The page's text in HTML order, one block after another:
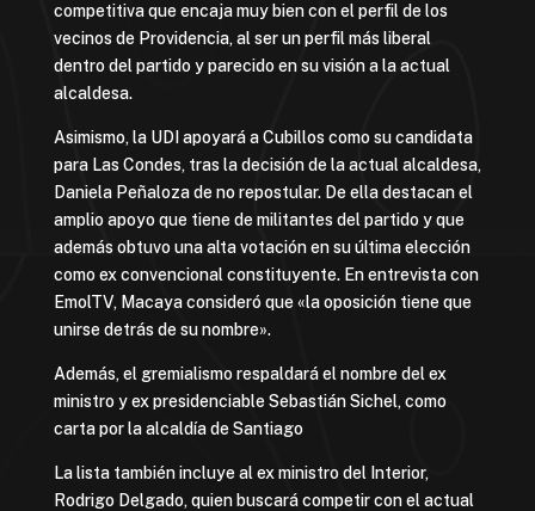
competitiva que encaja muy bien con el perfil de los
vecinos de Providencia, al ser un perfil más liberal
dentro del partido y parecido en su visión a la actual
alcaldesa.
Asimismo, la UDI apoyará a Cubillos como su candidata
para Las Condes, tras la decisión de la actual alcaldesa,
Daniela Peñaloza de no repostular. De ella destacan el
amplio apoyo que tiene de militantes del partido y que
además obtuvo una alta votación en su última elección
como ex convencional constituyente. En entrevista con
EmolTV, Macaya consideró que «la oposición tiene que
unirse detrás de su nombre».
Además, el gremialismo respaldará el nombre del ex
ministro y ex presidenciable Sebastián Sichel, como
carta por la alcaldía de Santiago
La lista también incluye al ex ministro del Interior,
Rodrigo Delgado, quien buscará competir con el actual